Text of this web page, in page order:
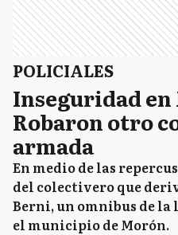
POLICIALES
Inseguridad
Robaron otro
armada
En medio de las
del colectivero que
Berni, un omnibus de la
el municipio de Morón.